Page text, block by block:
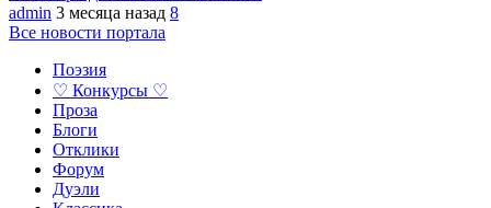
admin 3 месяца назад 8
Все новости портала
Поэзия
♡ Конкурсы ♡
Проза
Блоги
Отклики
Форум
Дуэли